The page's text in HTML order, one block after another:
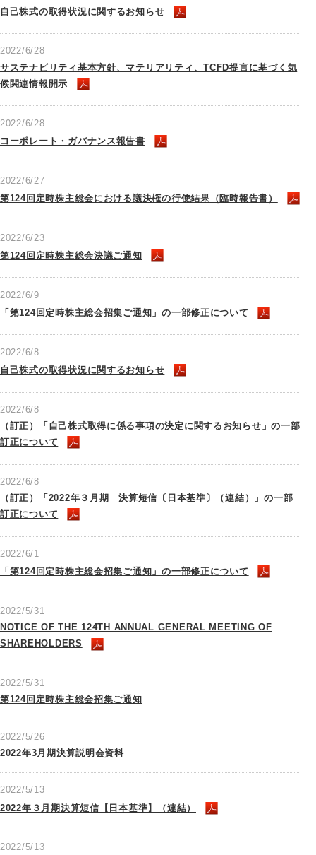
自己株式の取得状況に関するお知らせ
2022/6/28
サステナビリティ基本方針、マテリアリティ、TCFD提言に基づく気
候関連情報開示
2022/6/28
コーポレート・ガバナンス報告書
2022/6/27
第124回定時株主総会における議決権の行使結果（臨時報告書）
2022/6/23
第124回定時株主総会決議ご通知
2022/6/9
「第124回定時株主総会招集ご通知」の一部修正について
2022/6/8
自己株式の取得状況に関するお知らせ
2022/6/8
（訂正）「自己株式取得に係る事項の決定に関するお知らせ」の一部
訂正について
2022/6/8
（訂正）「2022年３月期 決算短信〔日本基準〕（連結）」の一部
訂正について
2022/6/1
「第124回定時株主総会招集ご通知」の一部修正について
2022/5/31
NOTICE OF THE 124TH ANNUAL GENERAL MEETING OF
SHAREHOLDERS
2022/5/31
第124回定時株主総会招集ご通知
2022/5/26
2022年3月期決算説明会資料
2022/5/13
2022年３月期決算短信【日本基準】（連結）
2022/5/13